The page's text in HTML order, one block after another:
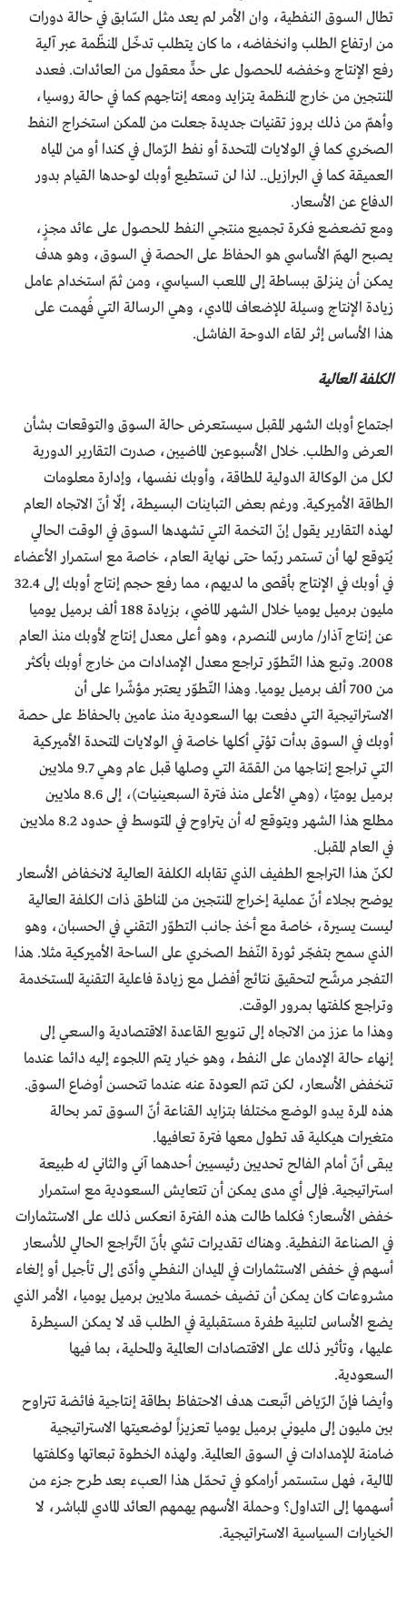
تطال السوق النفطية، وان الأمر لم يعد مثل السّابق في حالة دورات
من ارتفاع الطلب وانخفاضه، ما كان يتطلب تدخّل المنظّمة عبر آلية
رفع الإنتاج وخفضه للحصول على حدٍّ معقول من العائدات. فعدد
المنتجين من خارج المنظمة يتزايد ومعه إنتاجهم كما في حالة روسيا،
وأهمّ من ذلك بروز تقنيات جديدة جعلت من الممكن استخراج النفط
الصخري كما في الولايات المتحدة أو نفط الرّمال في كندا أو من المياه
العميقة كما في البرازيل.. لذا لن تستطيع أوبك لوحدها القيام بدور
الدفاع عن الأسعار.
ومع تضعضع فكرة تجميع منتجي النفط للحصول على عائد مجزٍ،
يصبح الهمّ الأساسي هو الحفاظ على الحصة في السوق، وهو هدف
يمكن أن ينزلق ببساطة إلى الملعب السياسي، ومن ثمّ استخدام عامل
زيادة الإنتاج وسيلة للإضعاف المادي، وهي الرسالة التي فُهمت على
هذا الأساس إثر لقاء الدوحة الفاشل.
الكلفة العالية
اجتماع أوبك الشهر المقبل سيستعرض حالة السوق والتوقعات بشأن
العرض والطلب. خلال الأسبوعين الماضيين، صدرت التقارير الدورية
لكل من الوكالة الدولية للطاقة، وأوبك نفسها، وإدارة معلومات
الطاقة الأميركية. ورغم بعض التباينات البسيطة، إلّا أنّ الاتجاه العام
لهذه التقارير يقول إنّ التخمة التي تشهدها السوق في الوقت الحالي
يُتوقع لها أن تستمر ربّما حتى نهاية العام، خاصة مع استمرار الأعضاء
في أوبك في الإنتاج بأقصى ما لديهم، مما رفع حجم إنتاج أوبك إلى 32.4
مليون برميل يوميا خلال الشهر الماضي، بزيادة 188 ألف برميل يوميا
عن إنتاج آذار/ مارس المنصرم، وهو أعلى معدل إنتاج لأوبك منذ العام
2008. وتبع هذا التّطوّر تراجع معدل الإمدادات من خارج أوبك بأكثر
من 700 ألف برميل يوميا. وهذا التّطوّر يعتبر مؤشّرا على أن
الاستراتيجية التي دفعت بها السعودية منذ عامين بالحفاظ على حصة
أوبك في السوق بدأت تؤتي أكلها خاصة في الولايات المتحدة الأميركية
التي تراجع إنتاجها من القمّة التي وصلها قبل عام وهي 9.7 ملايين
برميل يوميّا، (وهي الأعلى منذ فترة السبعينيات)، إلى 8.6 ملايين
مطلع هذا الشهر ويتوقع له أن يتراوح في المتوسط في حدود 8.2 ملايين
في العام المقبل.
لكنّ هذا التراجع الطفيف الذي تقابله الكلفة العالية لانخفاض الأسعار
يوضح بجلاء أنّ عملية إخراج المنتجين من المناطق ذات الكلفة العالية
ليست يسيرة، خاصة مع أخذ جانب التطوّر التقني في الحسبان، وهو
الذي سمح بتفجّر ثورة النّفط الصخري على الساحة الأميركية مثلا. هذا
التفجر مرشّح لتحقيق نتائج أفضل مع زيادة فاعلية التقنية المستخدمة
وتراجع كلفتها بمرور الوقت.
وهذا ما عزز من الاتجاه إلى تنويع القاعدة الاقتصادية والسعي إلى
إنهاء حالة الإدمان على النفط، وهو خيار يتم اللجوء إليه دائما عندما
تنخفض الأسعار، لكن تتم العودة عنه عندما تتحسن أوضاع السوق.
هذه المرة يبدو الوضع مختلفا بتزايد القناعة أنّ السوق تمر بحالة
متغيرات هيكلية قد تطول معها فترة تعافيها.
يبقى أنّ أمام الفالح تحديين رئيسيين أحدهما آني والثاني له طبيعة
استراتيجية. فإلى أي مدى يمكن أن تتعايش السعودية مع استمرار
خفض الأسعار؟ فكلما طالت هذه الفترة انعكس ذلك على الاستثمارات
في الصناعة النفطية. وهناك تقديرات تشي بأنّ التّراجع الحالي للأسعار
أسهم في خفض الاستثمارات في الميدان النفطي وأدّى إلى تأجيل أو إلغاء
مشروعات كان يمكن أن تضيف خمسة ملايين برميل يوميا، الأمر الذي
يضع الأساس لتلبية طفرة مستقبلية في الطلب قد لا يمكن السيطرة
عليها، وتأثير ذلك على الاقتصادات العالمية والمحلية، بما فيها
السعودية.
وأيضا فإنّ الرّياض اتّبعت هدف الاحتفاظ بطاقة إنتاجية فائضة تتراوح
بين مليون إلى مليوني برميل يوميا تعزيزاً لوضعيتها الاستراتيجية
ضامنة للإمدادات في السوق العالمية. ولهذه الخطوة تبعاتها وكلفتها
المالية، فهل ستستمر أرامكو في تحمّل هذا العبء بعد طرح جزء من
أسهمها إلى التداول؟ وحملة الأسهم يهمهم العائد المادي المباشر، لا
الخيارات السياسية الاستراتيجية.